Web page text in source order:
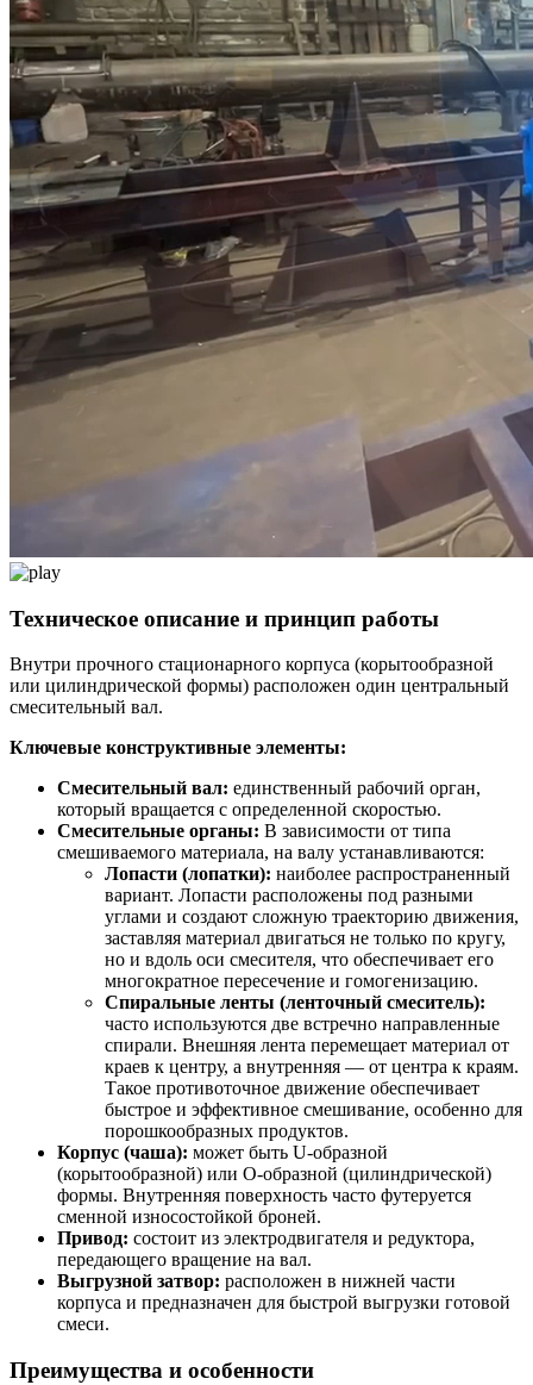
Техническое описание и принцип работы
Внутри прочного стационарного корпуса (корытообразной
или цилиндрической формы) расположен один центральный
смесительный вал.
Ключевые конструктивные элементы:
Смесительный вал: единственный рабочий орган,
который вращается с определенной скоростью.
Смесительные органы: В зависимости от типа
смешиваемого материала, на валу устанавливаются:
Лопасти (лопатки): наиболее распространенный
вариант. Лопасти расположены под разными
углами и создают сложную траекторию движения,
заставляя материал двигаться не только по кругу,
но и вдоль оси смесителя, что обеспечивает его
многократное пересечение и гомогенизацию.
Спиральные ленты (ленточный смеситель):
часто используются две встречно направленные
спирали. Внешняя лента перемещает материал от
краев к центру, а внутренняя — от центра к краям.
Такое противоточное движение обеспечивает
быстрое и эффективное смешивание, особенно для
порошкообразных продуктов.
Корпус (чаша): может быть U-образной
(корытообразной) или O-образной (цилиндрической)
формы. Внутренняя поверхность часто футеруется
сменной износостойкой броней.
Привод: состоит из электродвигателя и редуктора,
передающего вращение на вал.
Выгрузной затвор: расположен в нижней части
корпуса и предназначен для быстрой выгрузки готовой
смеси.
Преимущества и особенности